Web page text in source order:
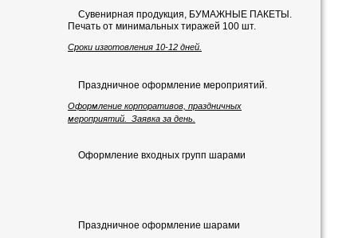
Сувенирная продукция, БУМАЖНЫЕ ПАКЕТЫ.
Печать от минимальных тиражей 100 шт.
Сроки изготовления 10-12 дней.
Праздничное оформление мероприятий.
Оформление корпоративов, праздничных
мероприятий. Заявка за день.
Оформление входных групп шарами
Праздничное оформление шарами